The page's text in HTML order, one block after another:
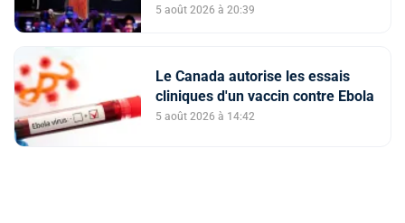
pour le Sénat
5 août 2026 à 20:39
Le Canada autorise les essais
cliniques d'un vaccin contre Ebola
5 août 2026 à 14:42